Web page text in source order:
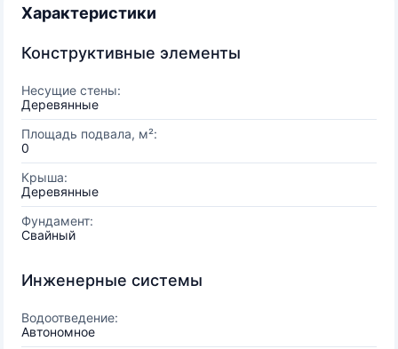
Характеристики
Конструктивные элементы
Несущие стены:
Деревянные
Площадь подвала, м²:
0
Крыша:
Деревянные
Фундамент:
Свайный
Инженерные системы
Водоотведение:
Автономное